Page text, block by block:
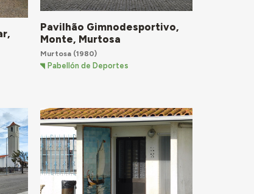
Pavilhão Gimnodesportivo,
Monte, Murtosa
Murtosa(1980)
Pabellón de Deportes